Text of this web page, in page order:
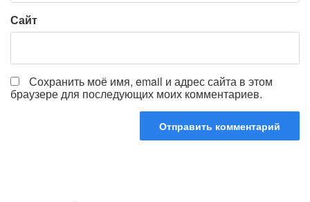
Сайт
Сохранить моё имя, email и адрес сайта в этом
браузере для последующих моих комментариев.